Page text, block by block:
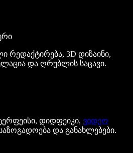
რედაქტირება, 3D დიზაინი,
და ღრუბლის საცავი.
დიდფეიკი, ვიდეო
და განახლებები.